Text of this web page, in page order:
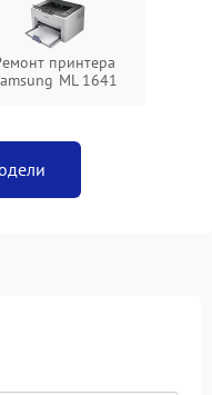
принтера
ML 1641